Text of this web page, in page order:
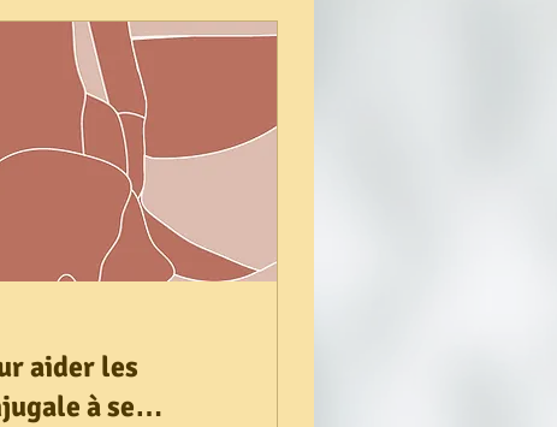
aider les
à se